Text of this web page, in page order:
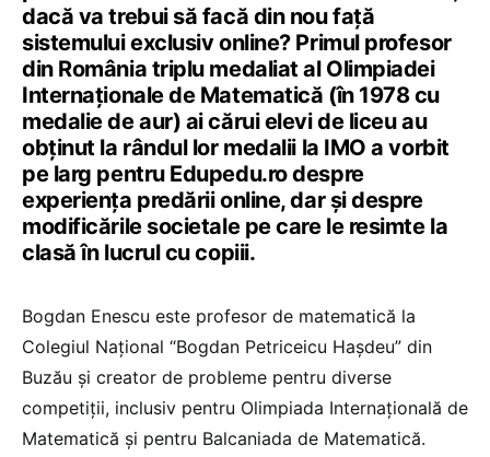
dacă va trebui să facă din nou față
sistemului exclusiv online? Primul profesor
din România triplu medaliat al Olimpiadei
Internaționale de Matematică (în 1978 cu
medalie de aur) ai cărui elevi de liceu au
obținut la rândul lor medalii la IMO a vorbit
pe larg pentru Edupedu.ro despre
experiența predării online, dar și despre
modificările societale pe care le resimte la
clasă în lucrul cu copiii.
Bogdan Enescu este profesor de matematică la
Colegiul Național “Bogdan Petriceicu Hașdeu” din
Buzău și creator de probleme pentru diverse
competiții, inclusiv pentru Olimpiada Internațională de
Matematică și pentru Balcaniada de Matematică.